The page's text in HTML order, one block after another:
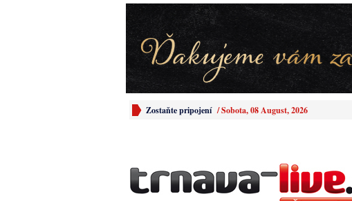
Zostaňte pripojení /Sobota, 08 August, 2026